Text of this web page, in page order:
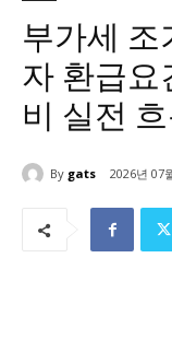
부가세 조
자 환급요
비 실전
By gats 2026년 07